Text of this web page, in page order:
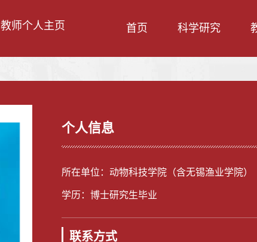
教师个人主页 首页 科学研究
个人信息
所在单位：动物科技学院（含无锡渔业学院）
学历：博士研究生毕业
联系方式